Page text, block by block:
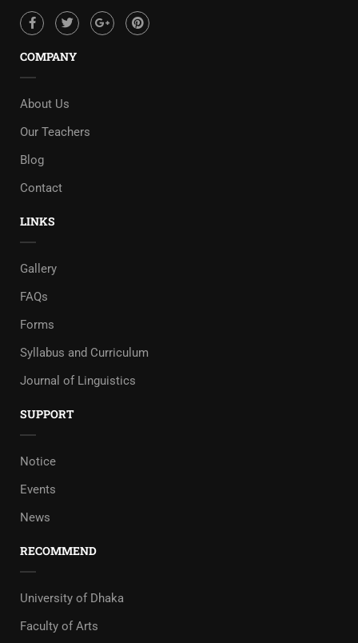
COMPANY
About Us
Our Teachers
Blog
Contact
LINKS
Gallery
FAQs
Forms
Syllabus and Curriculum
Journal of Linguistics
SUPPORT
Notice
Events
News
RECOMMEND
University of Dhaka
Faculty of Arts